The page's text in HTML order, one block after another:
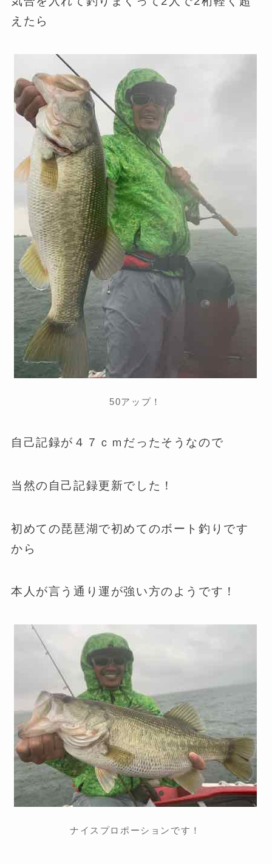
えたら
50アップ！
自己記録が４７ｃｍだったそうなので
当然の自己記録更新でした！
初めての琵琶湖で初めてのボート釣りです
から
本人が言う通り運が強い方のようです！
ナイスプロポーションです！